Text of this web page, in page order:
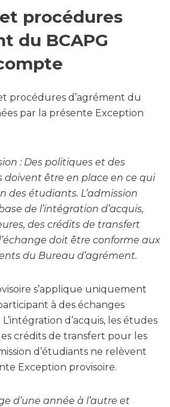
procédures
du BCAPG
procédures d’agrément du
par la présente Exception
: Des politiques et des
doivent être en place en ce qui
des étudiants. L’admission
de l’intégration d’acquis,
des crédits de transfert
doit être conforme aux
du Bureau d’agrément.
s’applique uniquement
à des échanges
d’acquis, les études
crédits de transfert pour les
d’étudiants ne relèvent
Exception provisoire.
d’une année à l’autre et